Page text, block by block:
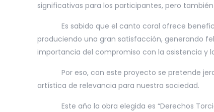
significativas para los participantes, pero
Es sabido que el canto coral ofrece
produciendo una gran satisfacción, generando
importancia del compromiso con la asistencia y
Por eso, con este proyecto se pretende
artística de relevancia para nuestra sociedad.
Este año la obra elegida es “Derechos